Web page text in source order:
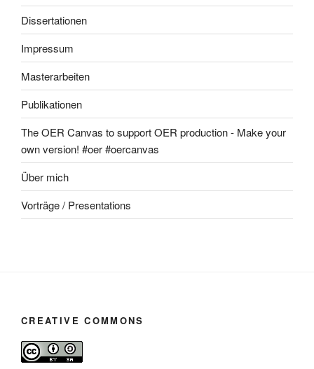
Dissertationen
Impressum
Masterarbeiten
Publikationen
The OER Canvas to support OER production - Make your
own version! #oer #oercanvas
Über mich
Vorträge / Presentations
CREATIVE COMMONS